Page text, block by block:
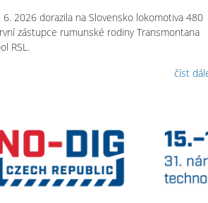
6. 2026 dorazila na Slovensko lokomotiva 480
zástupce rumunské rodiny Transmontana
RSL.
číst